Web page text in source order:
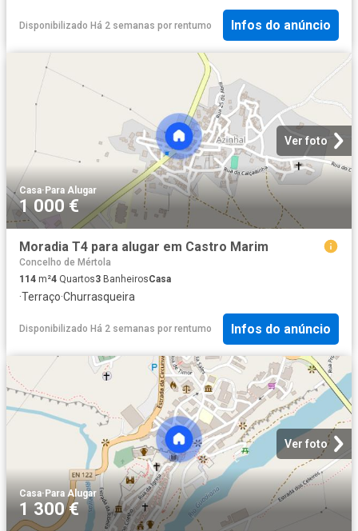
Disponibilizado Há 2 semanas por rentumo Infos do anúncio
Ver foto
Casa·Para Alugar
1 000 €
Moradia T4 para alugar em Castro Marim
Concelho de Mértola
114 m²4 Quartos3 BanheirosCasa
·Terraço·Churrasqueira
Disponibilizado Há 2 semanas por rentumo Infos do anúncio
Ver foto
Casa· Para Alugar
1 300 €